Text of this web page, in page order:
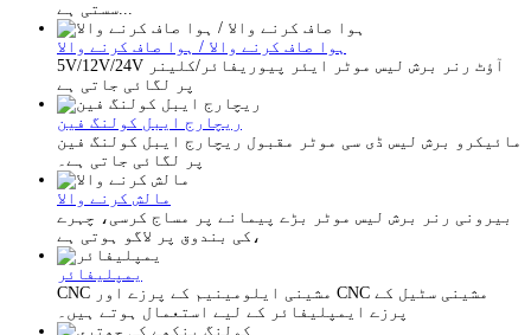
ہوا صاف کرنے والا / ہوا صاف کرنے والا
5V/12V/24V آؤٹ رنر برش لیس موٹر ایئر پیوریفائر/کلینر
پر لگائی جاتی ہے
ریچارج ایبل کولنگ فین
مائیکرو برش لیس ڈی سی موٹر مقبول ریچارج ایبل کولنگ فین
پر لگائی جاتی ہے۔
مالش کرنے والا
بیرونی رنر برش لیس موٹر بڑے پیمانے پر مساج کرسی، چہرے
کی بندوق پر لاگو ہوتی ہے،
یمپلیفائر
CNC مشینی ایلومینیم کے پرزے اور CNC مشینی سٹیل کے
پرزے ایمپلیفائر کے لیے استعمال ہوتے ہیں۔